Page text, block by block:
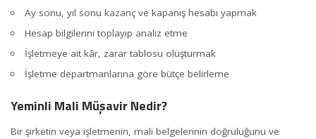
Ay sonu, yıl sonu kazanç ve kapanış hesabı yapmak
Hesap bilgilerini toplayıp analiz etme
İşletmeye ait kâr, zarar tablosu oluşturmak
İşletme departmanlarına göre bütçe belirleme
Yeminli Mali Müşavir Nedir?
Bir şirketin veya işletmenin, mali belgelerinin doğruluğunu ve